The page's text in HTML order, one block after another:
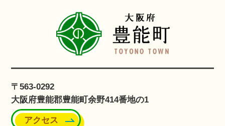
〒563-0292
大阪府豊能郡豊能町余野414番地の1
アクセス